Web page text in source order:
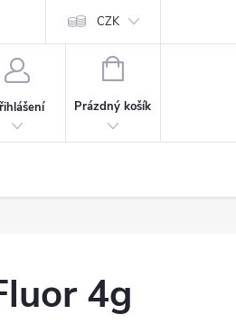
CZK
NÁKUPNÍ
Prázdný košík
4g